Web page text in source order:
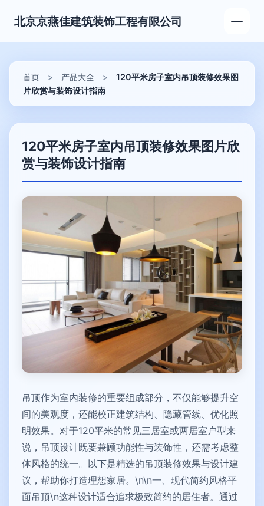
北京京燕佳建筑装饰工程有限公司
首页 > 产品大全 >
120平米房子室内吊顶装修效果图
片欣赏与装饰设计指南
120平米房子室内吊顶装修效果图片欣
赏与装饰设计指南
吊顶作为室内装修的重要组成部分，不仅能够提升空
间的美观度，还能校正建筑结构、隐藏管线、优化照
明效果。对于120平米的常见三居室或两居室户型来
说，吊顶设计既要兼顾功能性与装饰性，还需考虑整
体风格的统一。以下是精选的吊顶装修效果与设计建
议，帮助你打造理想家居。\n\n一、现代简约风格平
面吊顶\n这种设计适合追求极致简约的居住者。通过